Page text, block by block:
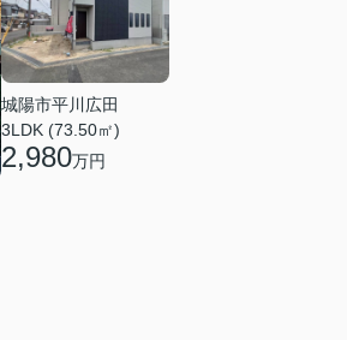
城陽市平川広田
3LDK (73.50㎡)
2,980万円